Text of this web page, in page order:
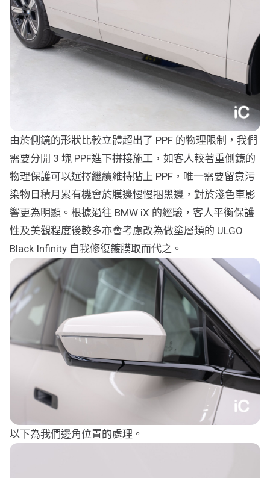
由於側鏡的形狀比較立體超出了 PPF 的物理限制，我們
需要分開 3 塊 PPF進下拼接施工，如客人較著重側鏡的
物理保護可以選擇繼續維持貼上 PPF，唯一需要留意污
染物日積月累有機會於膜邊慢慢捆黑邊，對於淺色車影
響更為明顯。根據過往 BMW iX 的經驗，客人平衡保護
性及美觀程度後較多亦會考慮改為做塗層類的 ULGO
Black Infinity 自我修復鍍膜取而代之。
以下為我們邊角位置的處理。